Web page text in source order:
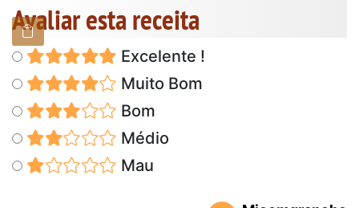
Avaliar esta receita
Excelente !
Muito Bom
Bom
Médio
Mau